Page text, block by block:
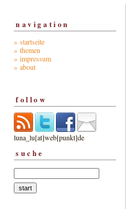
navigation
» startseite
» themen
» impressum
» about
follow
luna_lu[at]web[punkt]de
suche